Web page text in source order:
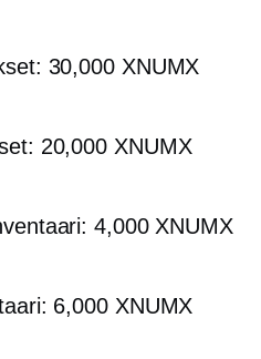
30,000 XNUMX
20,000 XNUMX
4,000 XNUMX
6,000 XNUMX